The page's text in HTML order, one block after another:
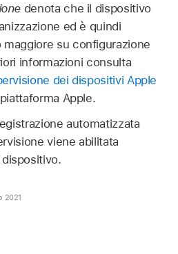
denota che il dispositivo
ed è quindi
su configurazione
informazioni consulta
dei dispositivi Apple
Apple.
automatizzata
viene abilitata
2021